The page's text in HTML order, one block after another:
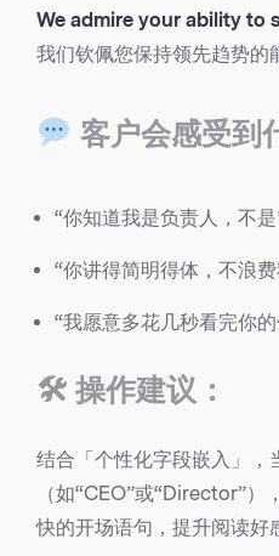
We admire your ability to
我们钦佩您保持领先趋势的
客户会感受到
“你知道我是负责人，不
“你讲得简明得体，不浪
“我愿意多花几秒看完你的
🛠 操作建议：
结合「个性化字段嵌入」，
（如“CEO”或“Director”
快的开场语句，提升阅读好